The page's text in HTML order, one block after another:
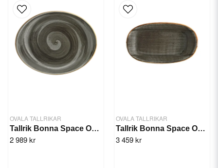
OVALA TALLRIKAR
Tallrik Bonna Space Oval 36x28cm/6st
2 989 kr
OVALA TALLRIKAR
Tallrik Bonna Space Oval 24x14cm/12st
3 459 kr